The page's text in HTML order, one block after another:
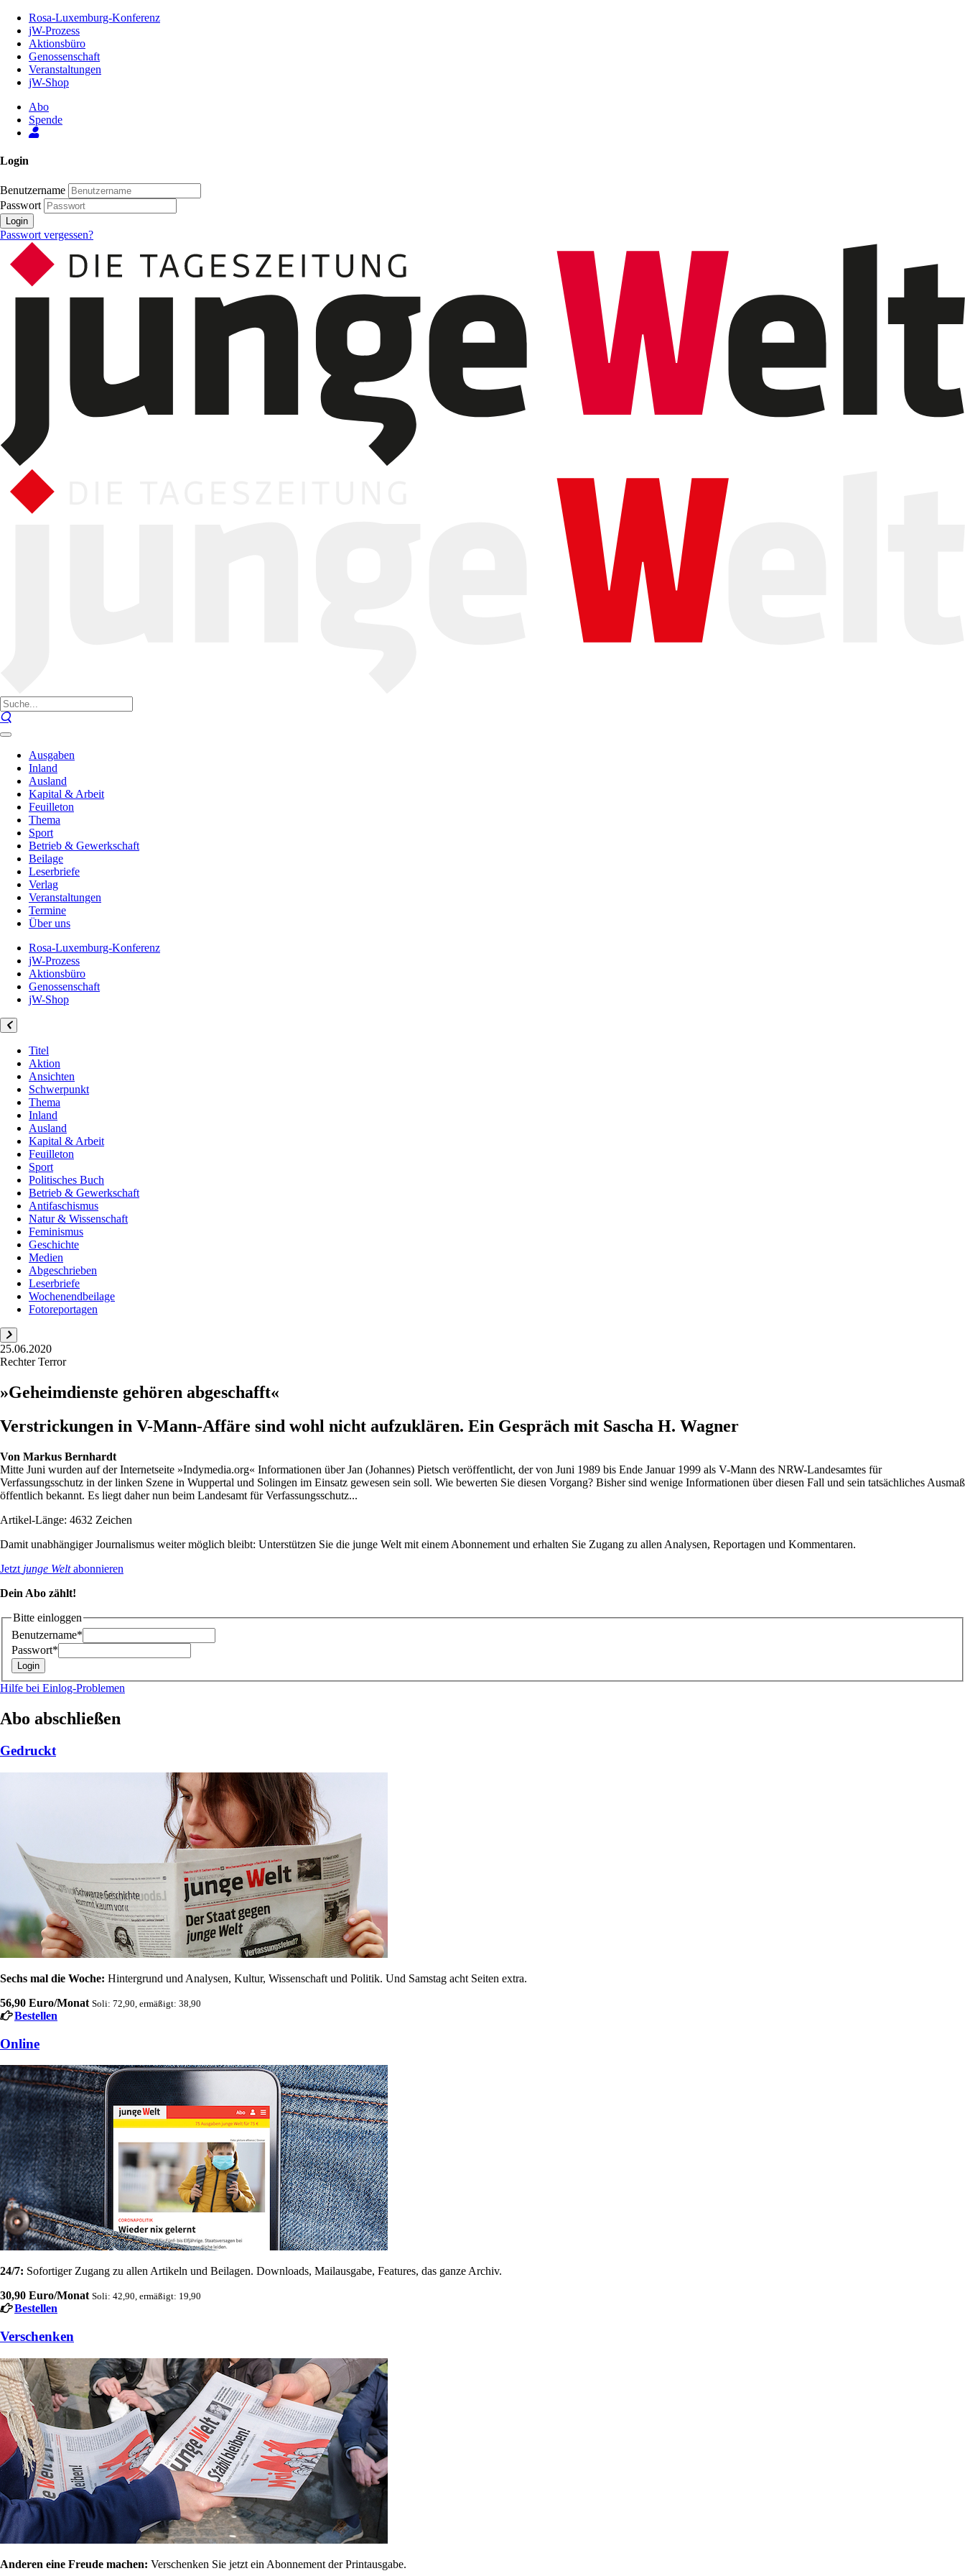
Inhalt
Seite
Rosa-Luxemburg-Konferenz
jW-Prozess
Aktionsbüro
Genossenschaft
Veranstaltungen
jW-Shop
Abo
Spende
Login
Benutzername
Passwort
Login
Passwort vergessen?
Ausgaben
Inland
Ausland
Kapital & Arbeit
Feuilleton
Thema
Sport
Betrieb & Gewerkschaft
Beilage
Leserbriefe
Verlag
Veranstaltungen
Termine
Über uns
Rosa-Luxemburg-Konferenz
jW-Prozess
Aktionsbüro
Genossenschaft
jW-Shop
Titel
Aktion
Ansichten
Schwerpunkt
Thema
Inland
Ausland
Kapital & Arbeit
Feuilleton
Sport
Politisches Buch
Betrieb & Gewerkschaft
Antifaschismus
Natur & Wissenschaft
Feminismus
Geschichte
Medien
Abgeschrieben
Leserbriefe
Wochenendbeilage
Fotoreportagen
25.06.2020
Rechter Terror
»Geheimdienste gehören abgeschafft«
Verstrickungen in V-Mann-Affäre sind wohl nicht aufzuklären. Ein Gespräch mit Sascha H. Wagner
Von Markus Bernhardt
Mitte Juni wurden auf der Internetseite »Indymedia.org« Informationen über Jan (Johannes) Pietsch veröffentlicht, der von Juni 1989 bis Ende Januar 1999 als V-Mann des NRW-Landesamtes für
Verfassungsschutz in der linken Szene in Wuppertal und Solingen im Einsatz gewesen sein soll. Wie bewerten Sie diesen Vorgang? Bisher sind wenige Informationen über diesen Fall und sein tatsächliches Ausmaß
öffentlich bekannt. Es liegt daher nun beim Landesamt für Verfassungsschutz...
Artikel-Länge: 4632 Zeichen
Damit unabhängiger Journalismus weiter möglich bleibt: Unterstützen Sie die junge Welt mit einem Abonnement und erhalten Sie Zugang zu allen Analysen, Reportagen und Kommentaren.
Jetzt junge Weltabonnieren
Dein Abo zählt!
Bitte einloggen
Benutzername*
Passwort*
Hilfe bei Einlog-Problemen
Abo abschließen
Gedruckt
Sechs mal die Woche: Hintergrund und Analysen, Kultur, Wissenschaft und Politik. Und Samstag acht Seiten extra.
56,90 Euro/Monat Soli: 72,90, ermäßigt: 38,90
Bestellen
Online
24/7: Sofortiger Zugang zu allen Artikeln und Beilagen. Downloads, Mailausgabe, Features, das ganze Archiv.
30,90 Euro/Monat Soli: 42,90, ermäßigt: 19,90
Bestellen
Verschenken
Anderen eine Freude machen: Verschenken Sie jetzt ein Abonnement der Printausgabe.